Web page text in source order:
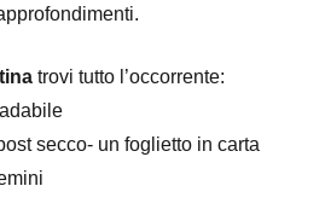
trovi tutto l’occorrente:
secco- un foglietto in carta